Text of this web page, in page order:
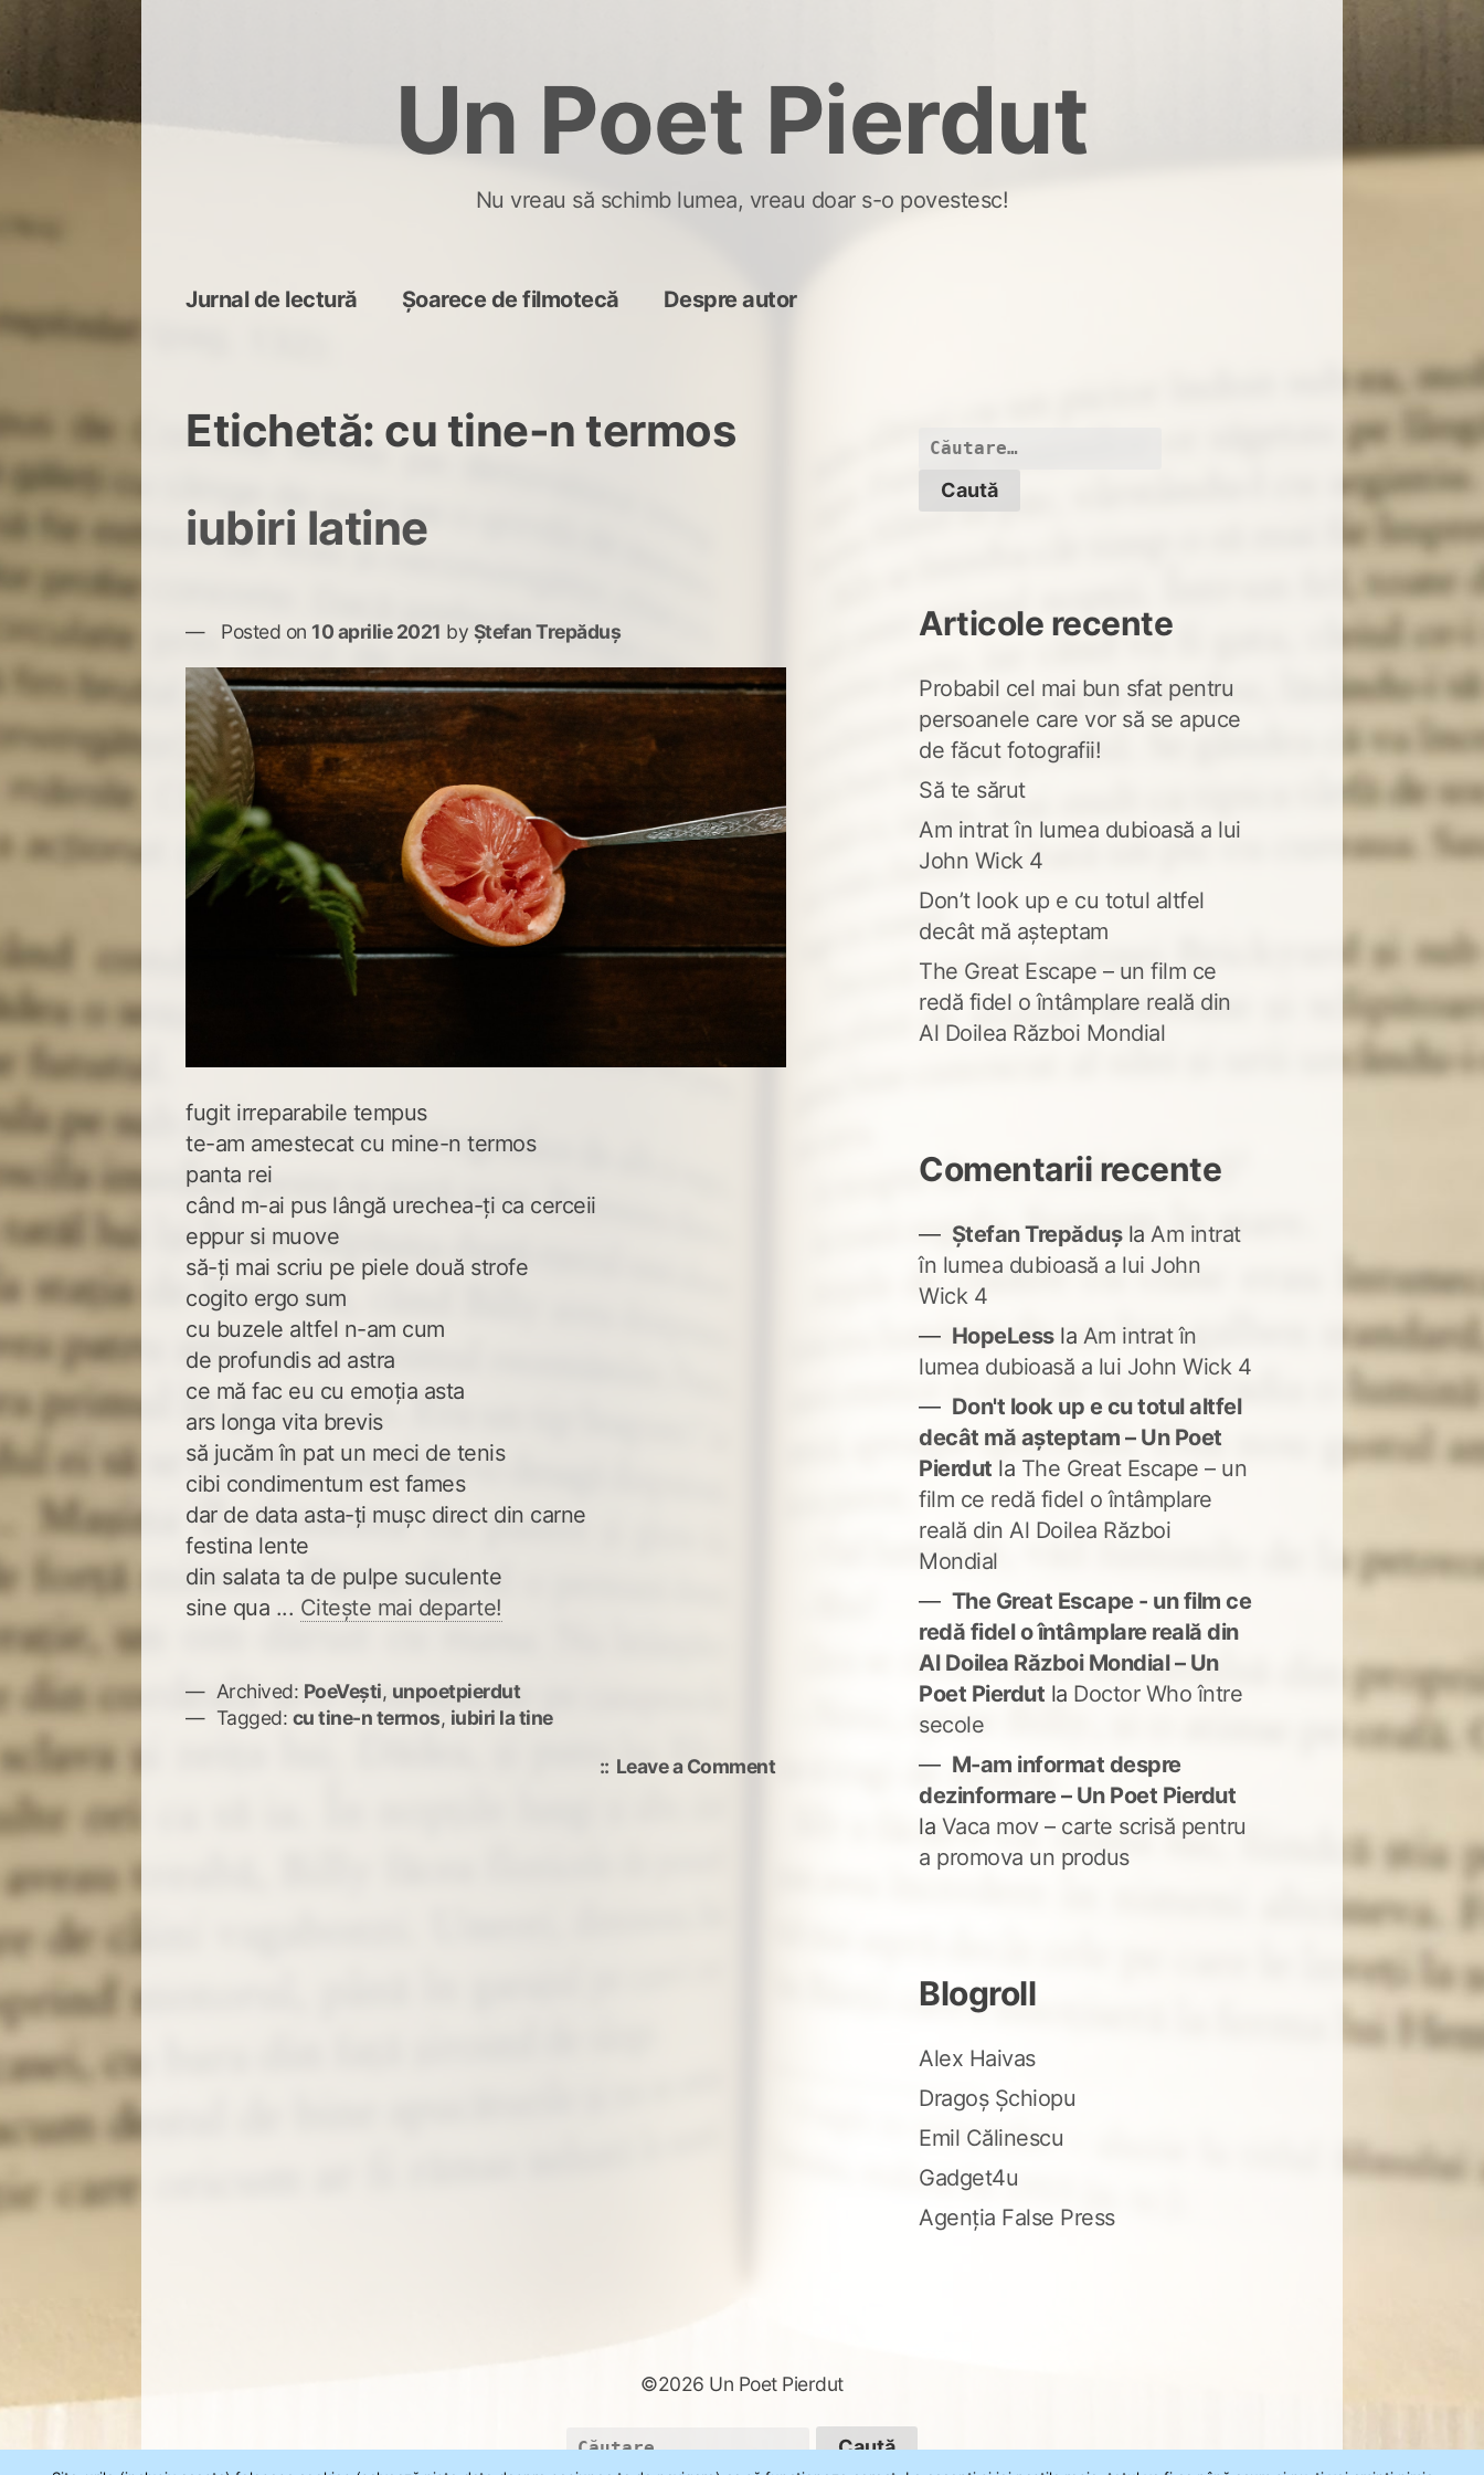
Un Poet Pierdut
Nu vreau să schimb lumea, vreau doar s-o povestesc!
Jurnal de lectură Șoarece de filmotecă Despre autor
Etichetă: cu tine-n termos
iubiri latine
Posted on 10 aprilie 2021 by Ștefan Trepăduș
fugit irreparabile tempus
te-am amestecat cu mine-n termos
panta rei
când m-ai pus lângă urechea-ți ca cerceii
eppur si muove
să-ți mai scriu pe piele două strofe
cogito ergo sum
cu buzele altfel n-am cum
de profundis ad astra
ce mă fac eu cu emoția asta
ars longa vita brevis
să jucăm în pat un meci de tenis
cibi condimentum est fames
dar de data asta-ți mușc direct din carne
festina lente
din salata ta de pulpe suculente
sine qua ... Citește mai departe!
Archived: PoeVești, unpoetpierdut
Tagged: cu tine-n termos, iubiri la tine
Leave a Commenton
Caută
Articole recente
Probabil cel mai bun sfat pentru
persoanele care vor să se apuce
de făcut fotografii!
Să te sărut
Am intrat în lumea dubioasă a lui
John Wick 4
Don’t look up e cu totul altfel
decât mă așteptam
The Great Escape – un film ce
redă fidel o întâmplare reală din
Al Doilea Război Mondial
Comentarii recente
Ștefan Trepădușla Am intrat
în lumea dubioasă a lui John
Wick 4
HopeLessla Am intrat în
lumea dubioasă a lui John Wick 4
Don't look up e cu totul altfel
decât mă așteptam – Un Poet
Pierdut la The Great Escape – un
film ce redă fidel o întâmplare
reală din Al Doilea Război
Mondial
The Great Escape - un film ce
redă fidel o întâmplare reală din
Al Doilea Război Mondial – Un
Poet Pierdut la Doctor Who între
secole
M-am informat despre
dezinformare – Un Poet Pierdut
la Vaca mov – carte scrisă pentru
a promova un produs
Blogroll
Alex Haivas
Dragoș Șchiopu
Emil Călinescu
Gadget4u
Agenția False Press
©2026 Un Poet Pierdut
Caută